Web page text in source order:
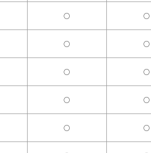
○ ○
○ ○
○ ○
○ ○
○ ○